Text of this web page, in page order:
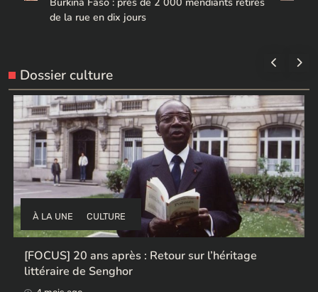
Burkina Faso : près de 2 000 mendiants retirés
de la rue en dix jours
Dossier culture
À LA UNE CULTURE
Ces ex-colonisateurs européens qui rendent des